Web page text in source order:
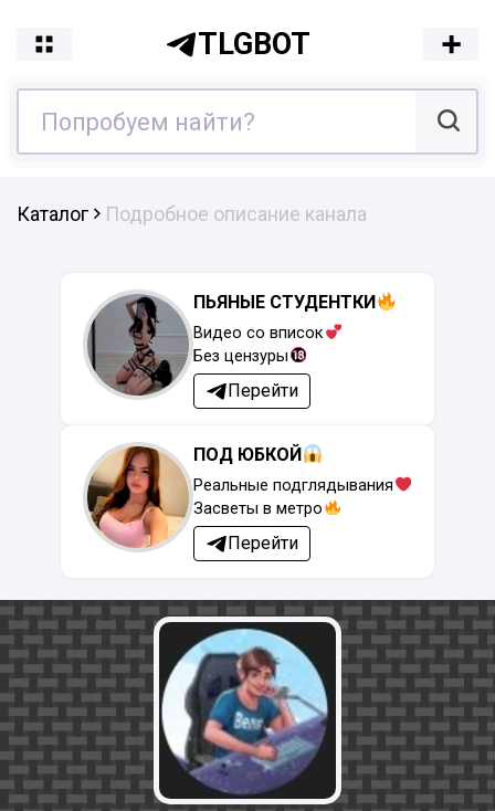
TLGBOT
Каталог Подробное описание канала
ПЬЯНЫЕ СТУДЕНТКИ
Видео со вписок
Без цензуры
Перейти
ПОД ЮБКОЙ
Реальные подглядывания
Засветы в метро
Перейти